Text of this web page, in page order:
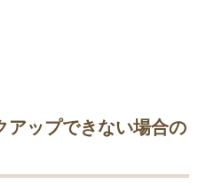
アップできない場合の